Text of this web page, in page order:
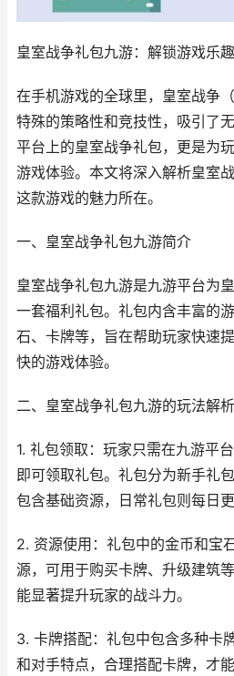
皇室战争礼包九游：解锁游戏乐
在手机游戏的全球里，皇室战争
特殊的策略性和竞技性，吸引了
平台上的皇室战争礼包，更是为
游戏体验。本文将深入解析皇室
这款游戏的魅力所在。
一、皇室战争礼包九游简介
皇室战争礼包九游是九游平台为
一套福利礼包。礼包内含丰富的
石、卡牌等，旨在帮助玩家快速
快的游戏体验。
二、皇室战争礼包九游的玩法解析
1. 礼包领取：玩家只需在九游平
即可领取礼包。礼包分为新手礼
包含基础资源，日常礼包则每日
2. 资源使用：礼包中的金币和宝
源，可用于购买卡牌、升级建筑
能显著提升玩家的战斗力。
3. 卡牌搭配：礼包中包含多种卡
和对手特点，合理搭配卡牌，才